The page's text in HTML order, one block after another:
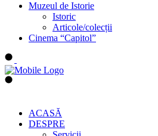
Muzeul de Istorie
Istoric
Articole/colecții
Cinema “Capitol”
ACASĂ
DESPRE